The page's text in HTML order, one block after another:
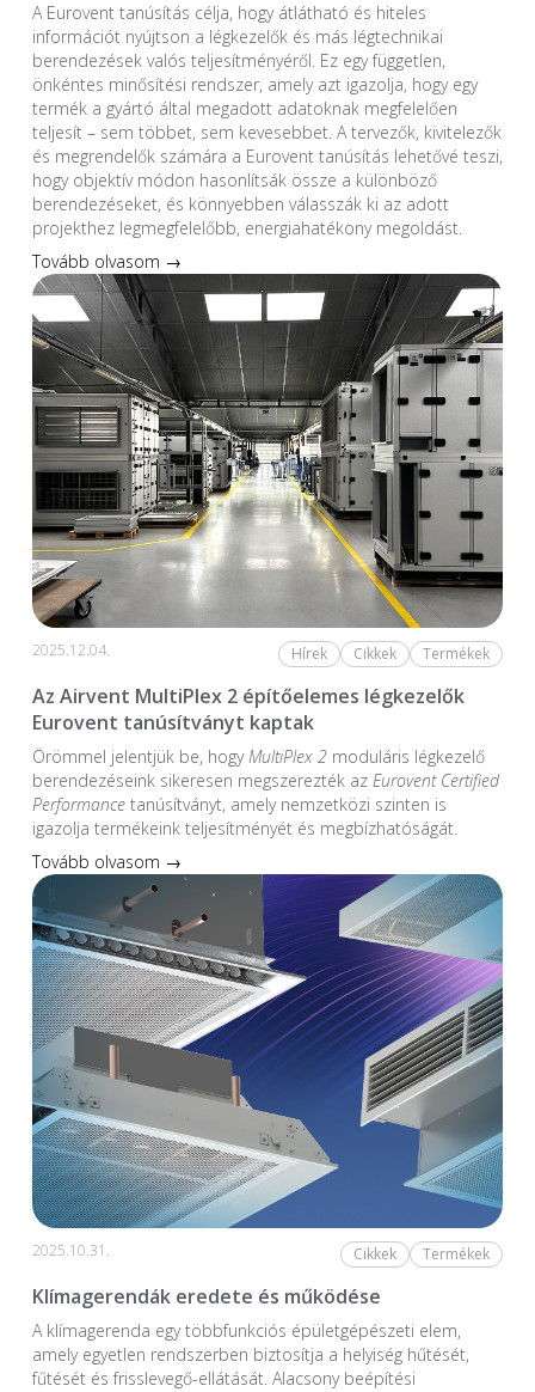
A Eurovent tanúsítás célja, hogy átlátható és hiteles
információt nyújtson a légkezelők és más légtechnikai
berendezések valós teljesítményéről. Ez egy független,
önkéntes minősítési rendszer, amely azt igazolja, hogy egy
termék a gyártó által megadott adatoknak megfelelően
teljesít – sem többet, sem kevesebbet. A tervezők, kivitelezők
és megrendelők számára a Eurovent tanúsítás lehetővé teszi,
hogy objektív módon hasonlítsák össze a különböző
berendezéseket, és könnyebben válasszák ki az adott
projekthez legmegfelelőbb, energiahatékony megoldást.
Tovább olvasom →
2025.12.04. Hírek Cikkek Termékek
Az Airvent MultiPlex 2 építőelemes légkezelők
Eurovent tanúsítványt kaptak
Örömmel jelentjük be, hogyMultiPlex 2moduláris légkezelő
berendezéseink sikeresen megszerezték az Eurovent Certified
Performancetanúsítványt, amely nemzetközi szinten is
igazolja termékeink teljesítményét és megbízhatóságát.
Tovább olvasom →
2025.10.31. Cikkek Termékek
Klímagerendák eredete és működése
A klímagerenda egy többfunkciós épületgépészeti elem,
amely egyetlen rendszerben biztosítja a helyiség hűtését,
fűtését és frisslevegő-ellátását. Alacsony beépítési